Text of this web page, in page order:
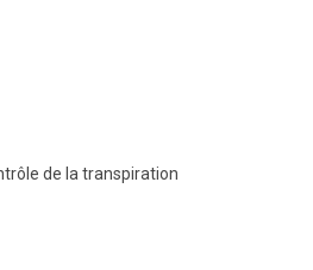
de la transpiration